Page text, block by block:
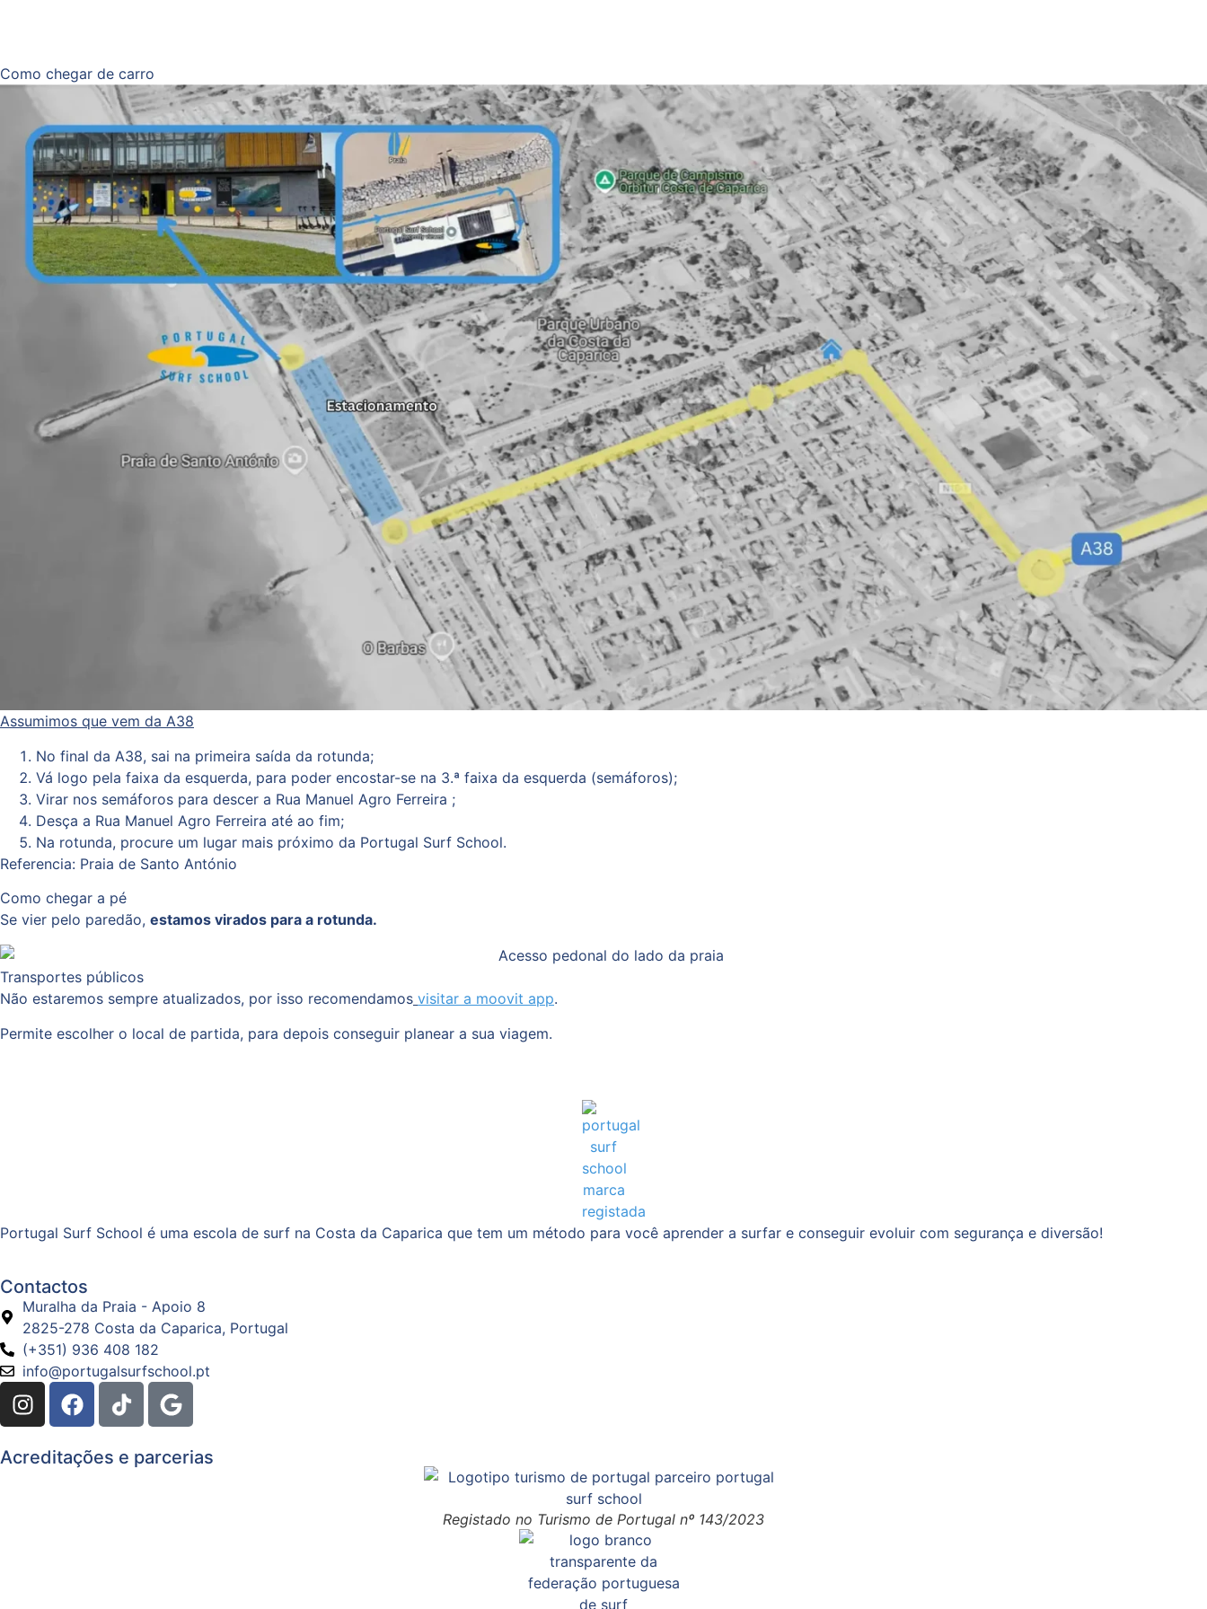
Como chegar de carro
Assumimos que vem da A38
No final da A38, sai na primeira saída da rotunda;
Vá logo pela faixa da esquerda, para poder encostar-se na 3.ª faixa da esquerda (semáforos);
Virar nos semáforos para descer a Rua Manuel Agro Ferreira ;
Desça a Rua Manuel Agro Ferreira até ao fim;
Na rotunda, procure um lugar mais próximo da Portugal Surf School.
Referencia: Praia de Santo António
Como chegar a pé
Se vier pelo paredão, estamos virados para a rotunda.
Transportes públicos
Não estaremos sempre atualizados, por isso recomendamos visitar a moovit app.
Permite escolher o local de partida, para depois conseguir planear a sua viagem.
Portugal Surf School é uma escola de surf na Costa da Caparica que tem um método para você aprender a surfar e conseguir evoluir com segurança e diversão!
Contactos
Muralha da Praia - Apoio 8
2825-278 Costa da Caparica, Portugal
(+351) 936 408 182
info@portugalsurfschool.pt
Acreditações e parcerias
Registado no Turismo de Portugal nº 143/2023